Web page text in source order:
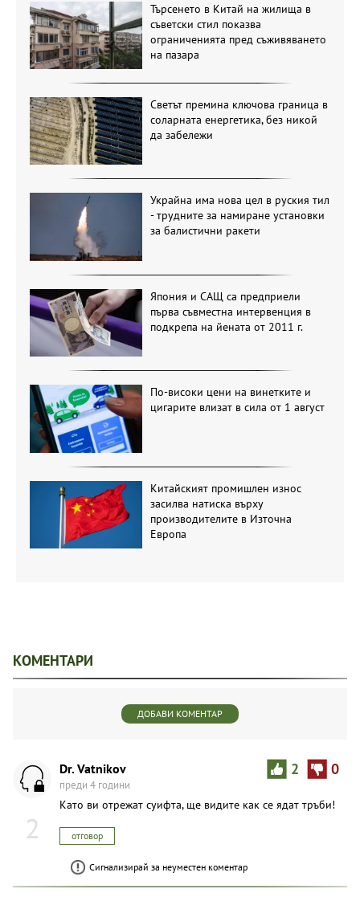
Търсенето в Китай на жилища в
съветски стил показва
ограниченията пред съживяването
на пазара
Светът премина ключова граница в
соларната енергетика, без никой
да забележи
Украйна има нова цел в руския тил
- трудните за намиране установки
за балистични ракети
Япония и САЩ са предприели
първа съвместна интервенция в
подкрепа на йената от 2011 г.
По-високи цени на винетките и
цигарите влизат в сила от 1 август
Китайският промишлен износ
засилва натиска върху
производителите в Източна
Европа
КОМЕНТАРИ
ДОБАВИ КОМЕНТАР
2
2 0
Dr. Vatnikov
преди 4 години
Като ви отрежат суифта, ще видите как се ядат тръби!
отговор
Сигнализирай за неуместен коментар